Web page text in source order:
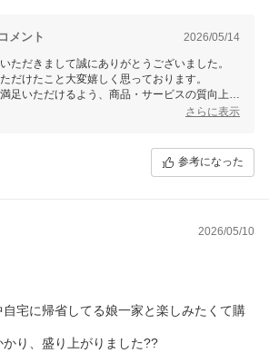
メント 2026/05/14
ただきまして誠にありがとうございました。
だけたこと大変嬉しく思っております。
足いただけるよう、商品・サービスの質向上を
さらに表示
参考になった
2026/05/10
宅に帰省してる娘一家と楽しみたくて購
り、盛り上がりました??